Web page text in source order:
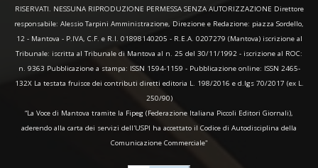
RISERVATI. NESSUNA RIPRODUZIONE PERMESSA SENZA AUTORIZZAZIONE Direttore
responsabile: Alessio Tarpini Amministrazione, Direzione e Redazione: piazza Sordello,
12 - Mantova - P.IVA, C.F. e R.I. 01898140205 - R.E.A. 0207279 (Mantova) iscrizione al
Tribunale: iscritta al Tribunale di Mantova al n. 25 del 30/11/1992 - iscrizione al ROC:
n. 9363 Pubblicazione a stampa: ISSN 1594-1159 - Pubblicazione online: ISSN 2465-
132X La testata fruisce dei contributi diretti editoria L. 198/2016 e d.lgs 70/2017 (ex L.
250/90)
“La Voce di Mantova tramite la Fipeg (Federazione Italiana Piccoli Editori Giornali),
aderendo alla carta dei servizi dell'USPI ha accettato il Codice di Autodisciplina della
Comunicazione Commerciale"